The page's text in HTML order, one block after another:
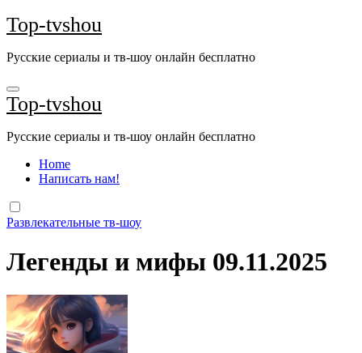
Перейти
к
Top-tvshou
Русские сериалы и тв-шоу онлайн бесплатно
Top-tvshou
Русские сериалы и тв-шоу онлайн бесплатно
Home
Написать нам!
Развлекательные тв-шоу
Легенды и мифы 09.11.2025